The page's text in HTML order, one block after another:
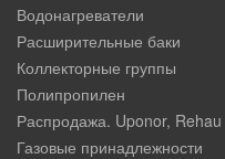
Водонагреватели
Расширительные баки
Коллекторные группы
Полипропилен
Распродажа. Uponor, Rehau
Газовые принадлежности